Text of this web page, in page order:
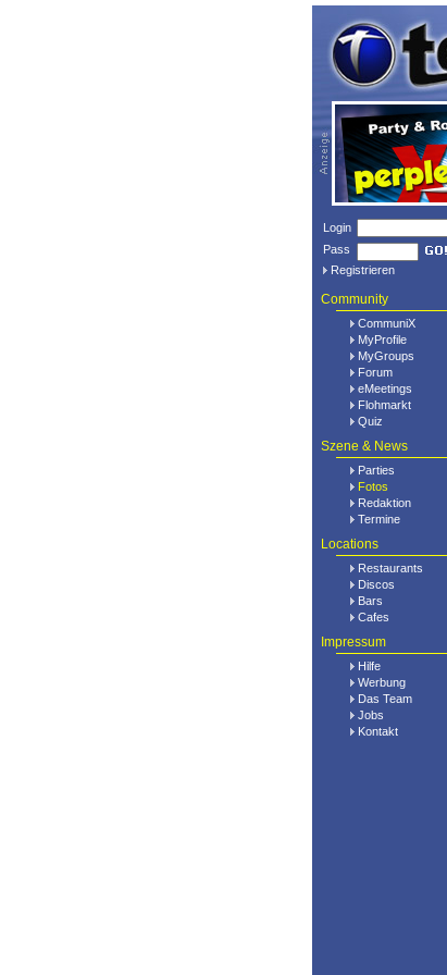
Login
Pass
Registrieren
Community
CommuniX
MyProfile
MyGroups
Forum
eMeetings
Flohmarkt
Quiz
Szene & News
Parties
Fotos
Redaktion
Termine
Locations
Restaurants
Discos
Bars
Cafes
Impressum
Hilfe
Werbung
Das Team
Jobs
Kontakt